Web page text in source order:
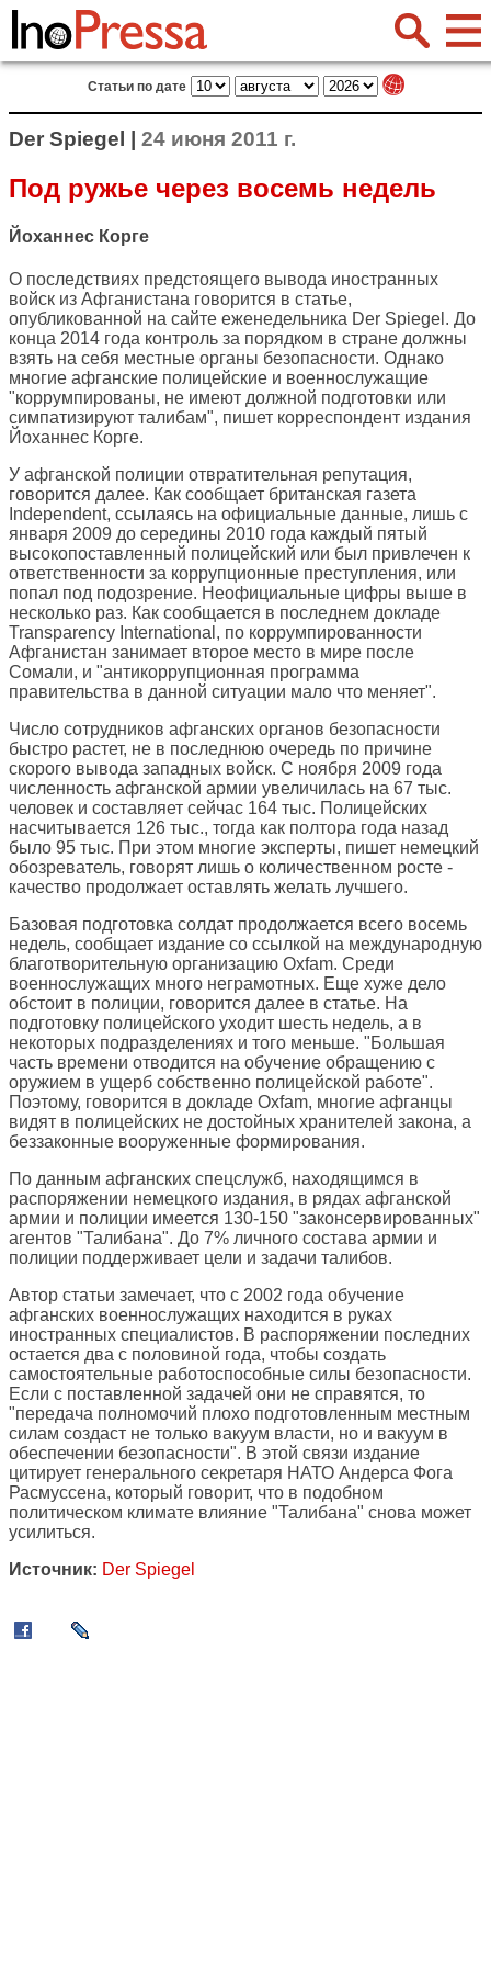
Статьи по дате
Der Spiegel | 24 июня 2011 г.
Под ружье через восемь недель
Йоханнес Корге
О последствиях предстоящего вывода иностранных
войск из Афганистана говорится в статье,
опубликованной на сайте еженедельника Der Spiegel . До
конца 2014 года контроль за порядком в стране должны
взять на себя местные органы безопасности. Однако
многие афганские полицейские и военнослужащие
"коррумпированы, не имеют должной подготовки или
симпатизируют талибам", пишет корреспондент издания
Йоханнес Корге.
У афганской полиции отвратительная репутация,
говорится далее. Как сообщает британская газета
Independent, ссылаясь на официальные данные, лишь с
января 2009 до середины 2010 года каждый пятый
высокопоставленный полицейский или был привлечен к
ответственности за коррупционные преступления, или
попал под подозрение. Неофициальные цифры выше в
несколько раз. Как сообщается в последнем докладе
Transparency International, по коррумпированности
Афганистан занимает второе место в мире после
Сомали, и "антикоррупционная программа
правительства в данной ситуации мало что меняет".
Число сотрудников афганских органов безопасности
быстро растет, не в последнюю очередь по причине
скорого вывода западных войск. С ноября 2009 года
численность афганской армии увеличилась на 67 тыс.
человек и составляет сейчас 164 тыс. Полицейских
насчитывается 126 тыс., тогда как полтора года назад
было 95 тыс. При этом многие эксперты, пишет немецкий
обозреватель, говорят лишь о количественном росте -
качество продолжает оставлять желать лучшего.
Базовая подготовка солдат продолжается всего восемь
недель, сообщает издание со ссылкой на международную
благотворительную организацию Oxfam. Среди
военнослужащих много неграмотных. Еще хуже дело
обстоит в полиции, говорится далее в статье. На
подготовку полицейского уходит шесть недель, а в
некоторых подразделениях и того меньше. "Большая
часть времени отводится на обучение обращению с
оружием в ущерб собственно полицейской работе".
Поэтому, говорится в докладе Oxfam, многие афганцы
видят в полицейских не достойных хранителей закона, а
беззаконные вооруженные формирования.
По данным афганских спецслужб, находящимся в
распоряжении немецкого издания, в рядах афганской
армии и полиции имеется 130-150 "законсервированных"
агентов "Талибана". До 7% личного состава армии и
полиции поддерживает цели и задачи талибов.
Автор статьи замечает, что с 2002 года обучение
афганских военнослужащих находится в руках
иностранных специалистов. В распоряжении последних
остается два с половиной года, чтобы создать
самостоятельные работоспособные силы безопасности.
Если с поставленной задачей они не справятся, то
"передача полномочий плохо подготовленным местным
силам создаст не только вакуум власти, но и вакуум в
обеспечении безопасности". В этой связи издание
цитирует генерального секретаря НАТО Андерса Фога
Расмуссена, который говорит, что в подобном
политическом климате влияние "Талибана" снова может
усилиться.
Источник: Der Spiegel